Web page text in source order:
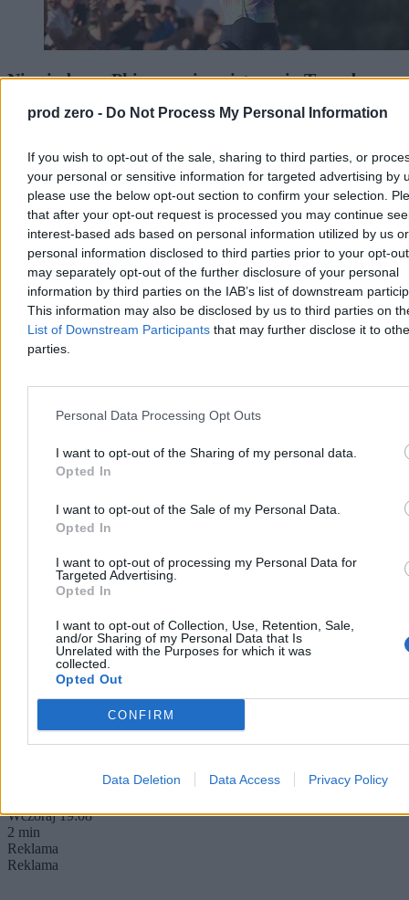
prod zero - Do Not Process My Personal Information
If you wish to opt-out of the sale, sharing to third parties, or
your personal or sensitive information for targeted advertising by
please use the below opt-out section to confirm your selection.
that after your opt-out request is processed you may continue
interest-based ads based on personal information utilized by us or
personal information disclosed to third parties prior to your opt-
may separately opt-out of the further disclosure of your personal
information by third parties on the IAB’s list of downstream
This information may also be disclosed by us to third parties on
List of Downstream Participants that may further disclose it to
parties.
Personal Data Processing Opt Outs
I want to opt-out of the Sharing of my personal data.
Opted In
I want to opt-out of the Sale of my Personal Data.
Opted In
I want to opt-out of processing my Personal Data for
Targeted Advertising.
Opted In
I want to opt-out of Collection, Use, Retention, Sale,
and/or Sharing of my Personal Data that Is
Unrelated with the Purposes for which it was
collected.
Opted Out
CONFIRM
Data Deletion Data Access Privacy Policy
Niewiadoma-Phinney wicemistrzynią Tour de
podium Tour de France kobiet. W niedzielę w Nicei zajęła drugie
miejsce, ulegając jedynie Demi Vollering. Wcześniej, w piątek,
Polka triumfowała na słynnej Mont Ventoux po samotnej ucieczce.
Aleksandra Cieślik
Wczoraj 21:12
3 min
Świat
Chorwacji
W piątek w pobliżu Medulinu na Istrii zmarł 40-letni obywatel
Polski, który źle poczuł się podczas nurkowania na głębokości
ponad 20 metrów. Mężczyznę przewieziono łodzią do zatoki Polje,
gdzie mimo reanimacji nie udało się go uratować. Chorwacka
policja bada okoliczności zdarzenia.
Wczoraj 19:08
2 min
Reklama
Reklama